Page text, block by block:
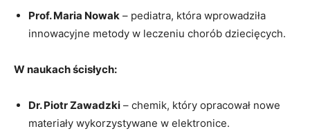
Prof. Maria Nowak – pediatra, która wprowadziła
innowacyjne metody w leczeniu chorób dziecięcych.
W naukach ścisłych:
Dr. Piotr Zawadzki – chemik, który opracował nowe
materiały wykorzystywane w elektronice.